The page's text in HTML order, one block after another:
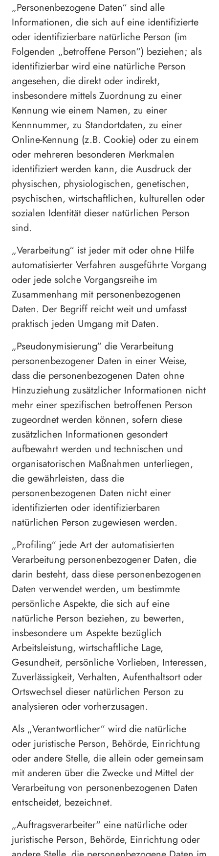
„Personenbezogene Daten“ sind alle
Informationen, die sich auf eine identifizierte
oder identifizierbare natürliche Person (im
Folgenden „betroffene Person“) beziehen; als
identifizierbar wird eine natürliche Person
angesehen, die direkt oder indirekt,
insbesondere mittels Zuordnung zu einer
Kennung wie einem Namen, zu einer
Kennnummer, zu Standortdaten, zu einer
Online-Kennung (z.B. Cookie) oder zu einem
oder mehreren besonderen Merkmalen
identifiziert werden kann, die Ausdruck der
physischen, physiologischen, genetischen,
psychischen, wirtschaftlichen, kulturellen oder
sozialen Identität dieser natürlichen Person
sind.
„Verarbeitung“ ist jeder mit oder ohne Hilfe
automatisierter Verfahren ausgeführte Vorgang
oder jede solche Vorgangsreihe im
Zusammenhang mit personenbezogenen
Daten. Der Begriff reicht weit und umfasst
praktisch jeden Umgang mit Daten.
„Pseudonymisierung“ die Verarbeitung
personenbezogener Daten in einer Weise,
dass die personenbezogenen Daten ohne
Hinzuziehung zusätzlicher Informationen nicht
mehr einer spezifischen betroffenen Person
zugeordnet werden können, sofern diese
zusätzlichen Informationen gesondert
aufbewahrt werden und technischen und
organisatorischen Maßnahmen unterliegen,
die gewährleisten, dass die
personenbezogenen Daten nicht einer
identifizierten oder identifizierbaren
natürlichen Person zugewiesen werden.
„Profiling“ jede Art der automatisierten
Verarbeitung personenbezogener Daten, die
darin besteht, dass diese personenbezogenen
Daten verwendet werden, um bestimmte
persönliche Aspekte, die sich auf eine
natürliche Person beziehen, zu bewerten,
insbesondere um Aspekte bezüglich
Arbeitsleistung, wirtschaftliche Lage,
Gesundheit, persönliche Vorlieben, Interessen,
Zuverlässigkeit, Verhalten, Aufenthaltsort oder
Ortswechsel dieser natürlichen Person zu
analysieren oder vorherzusagen.
Als „Verantwortlicher“ wird die natürliche
oder juristische Person, Behörde, Einrichtung
oder andere Stelle, die allein oder gemeinsam
mit anderen über die Zwecke und Mittel der
Verarbeitung von personenbezogenen Daten
entscheidet, bezeichnet.
„Auftragsverarbeiter“ eine natürliche oder
juristische Person, Behörde, Einrichtung oder